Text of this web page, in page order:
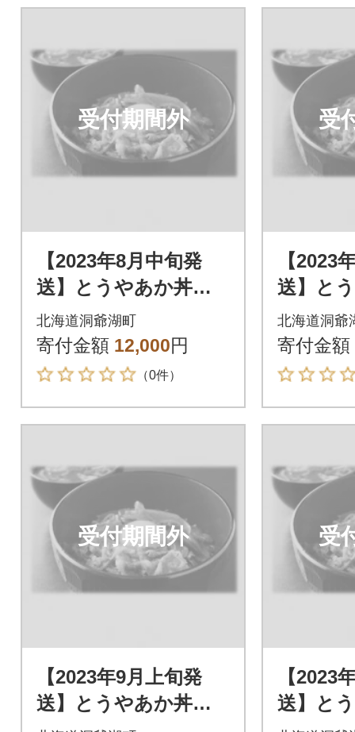
受付期間外
【2023年8月中旬発
送】とうやあか丼の
具 100g×2袋入り 2
箱
北海道洞爺湖町
寄付金額 12,000円
（0件）
受
【2023
送】と
具
箱
北海道洞爺
寄付金額
受付期間外
【2023年9月上旬発
送】とうやあか丼の
受
【2023
送】と